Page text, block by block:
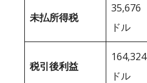
未払所得税
35,676
ドル
税引後利益
164,324
ドル